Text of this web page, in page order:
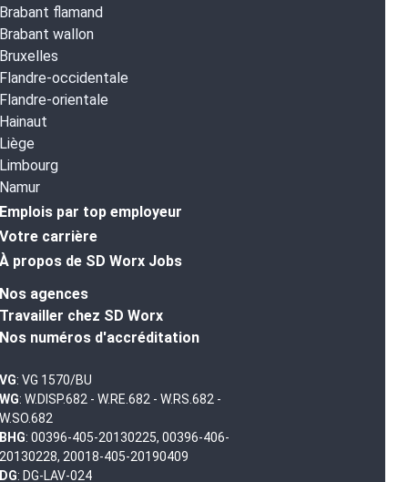
Brabant flamand
Brabant wallon
Bruxelles
Flandre-occidentale
Flandre-orientale
Hainaut
Liège
Limbourg
Namur
Emplois par top employeur
Votre carrière
À propos de SD Worx Jobs
Nos agences
Travailler chez SD Worx
Nos numéros d'accréditation
VG: VG 1570/BU
WG: W.DISP.682 - W.RE.682 - W.RS.682 -
W.SO.682
BHG: 00396-405-20130225, 00396-406-
20130228, 20018-405-20190409
DG: DG-LAV-024